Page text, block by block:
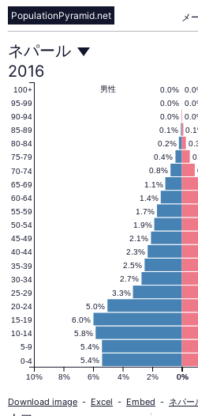
メ
PopulationPyramid.net
ネ
パ
ー
ル
の
人
口
ピ
ネパール
2016
5.4%
5.4%
5.8%
6.0%
5.0%
3.3%
2.7%
2.5%
2.3%
2.1%
1.9%
1.7%
1.4%
1.1%
0.8%
0.4%
0.2%
0.1%
0.0%
0.0%
0.0%
男性
0%
10% 8% 6% 4% 2% 0%
0-4
5-9
10-14
15-19
20-24
25-29
30-34
35-39
40-44
45-49
50-54
55-59
60-64
65-69
70-74
75-79
80-84
85-89
90-94
95-99
100+
Download image - Excel - Embed - ネパ